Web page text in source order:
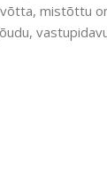
mistõttu